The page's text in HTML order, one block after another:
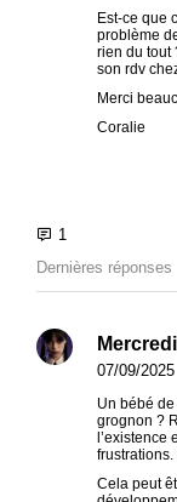
Est-ce que
problème
rien du tout
son rdv
Merci
Coralie
Dernières réponses
Mercredi
07/09/2025
Un bébé
grognon ?
Cela peut